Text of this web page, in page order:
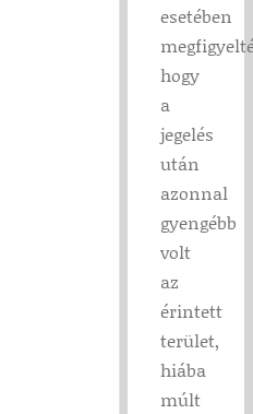
esetében
hogy
a
jegelés
után
azonnal
gyengébb
volt
az
érintett
terület,
hiába
múlt